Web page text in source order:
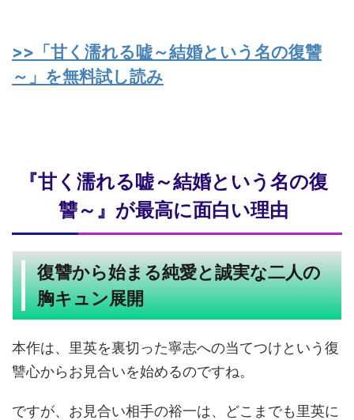
>>「甘く濡れる嘘～結婚という名の復讐
～」を無料試し読み
『甘く濡れる嘘～結婚という名の復
讐～』が最高に面白い理由
復讐から始まる純愛と誠実な二人の
胸キュン展開
本作は、里英を裏切った寧志への当てつけという復
讐心からお見合いを始めるのですね。
ですが、お見合い相手の裕一は、どこまでも里英に